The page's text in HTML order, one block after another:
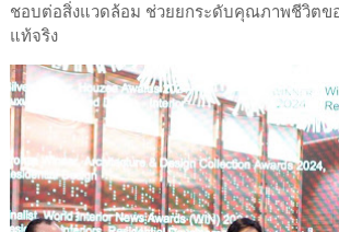
ชอบต่อสิ่งแวดล้อม ช่วยยกระดับคุณภาพชีวิตข
แท้จริง